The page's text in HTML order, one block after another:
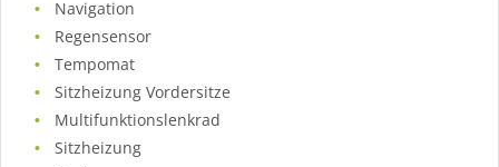
Navigation
Regensensor
Tempomat
Sitzheizung Vordersitze
Multifunktionslenkrad
Sitzheizung